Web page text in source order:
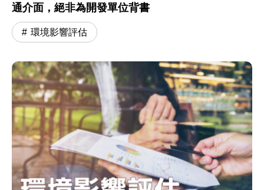
通介面，絕非為開發單位背書
環境影響評估